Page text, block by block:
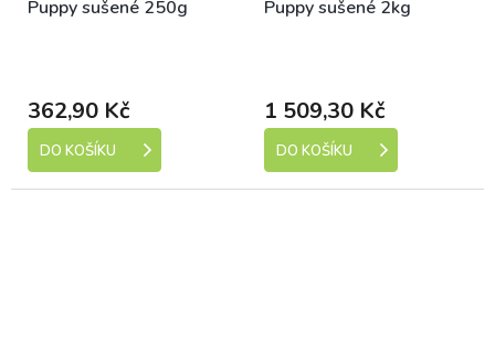
Puppy sušené 250g
362,90 Kč
DO KOŠÍKU
Puppy sušené 2kg
1 509,30 Kč
DO KOŠÍKU